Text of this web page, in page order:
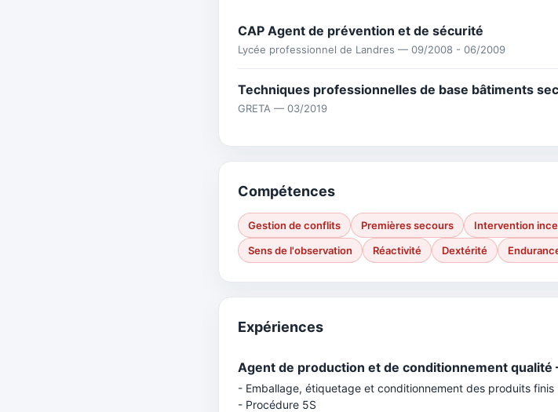
CAP Agent de prévention et de sécurité
Lycée professionnel de Landres — 09/2008 - 06/2009
Techniques professionnelles de base bâtiments
GRETA — 03/2019
Compétences
Gestion de conflits Premières secours Intervention
Sens de l'observation
Réactivité Dextérité
Expériences
Agent de production et de conditionnement
- Emballage, étiquetage et conditionnement des produits finis
- Procédure 5S